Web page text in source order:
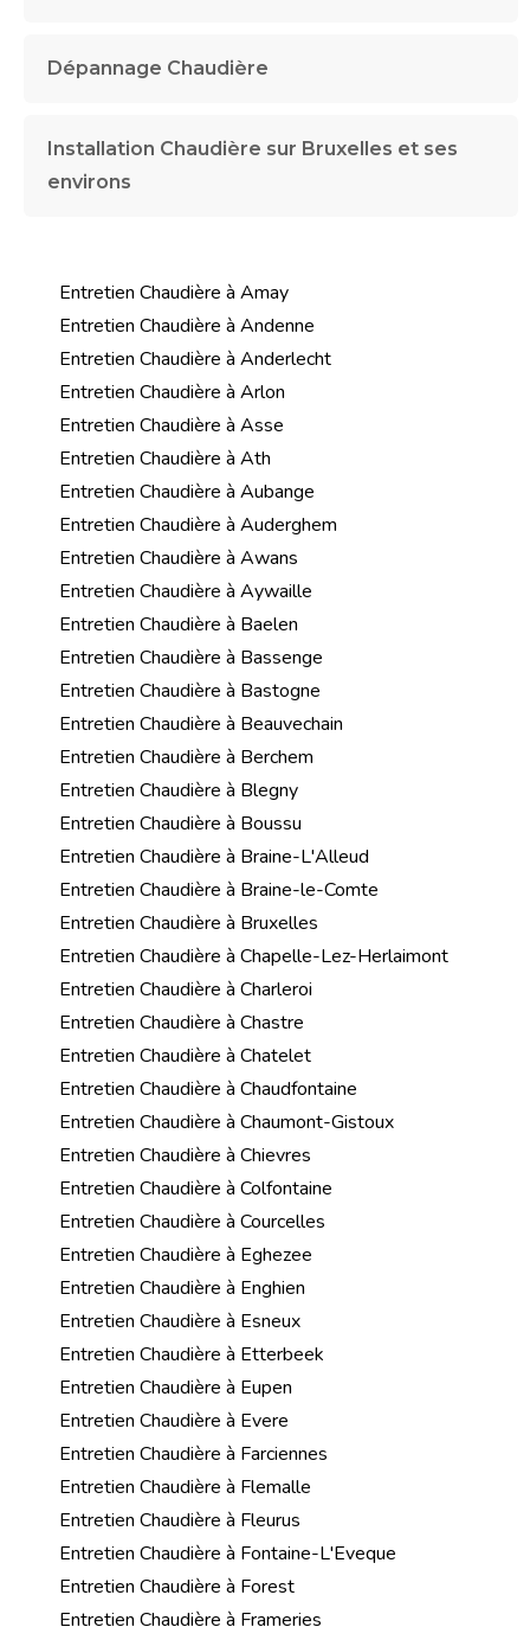
Dépannage Chaudière
Installation Chaudière sur Bruxelles et ses
environs
Entretien Chaudière à Amay
Entretien Chaudière à Andenne
Entretien Chaudière à Anderlecht
Entretien Chaudière à Arlon
Entretien Chaudière à Asse
Entretien Chaudière à Ath
Entretien Chaudière à Aubange
Entretien Chaudière à Auderghem
Entretien Chaudière à Awans
Entretien Chaudière à Aywaille
Entretien Chaudière à Baelen
Entretien Chaudière à Bassenge
Entretien Chaudière à Bastogne
Entretien Chaudière à Beauvechain
Entretien Chaudière à Berchem
Entretien Chaudière à Blegny
Entretien Chaudière à Boussu
Entretien Chaudière à Braine-L'Alleud
Entretien Chaudière à Braine-le-Comte
Entretien Chaudière à Bruxelles
Entretien Chaudière à Chapelle-Lez-Herlaimont
Entretien Chaudière à Charleroi
Entretien Chaudière à Chastre
Entretien Chaudière à Chatelet
Entretien Chaudière à Chaudfontaine
Entretien Chaudière à Chaumont-Gistoux
Entretien Chaudière à Chievres
Entretien Chaudière à Colfontaine
Entretien Chaudière à Courcelles
Entretien Chaudière à Eghezee
Entretien Chaudière à Enghien
Entretien Chaudière à Esneux
Entretien Chaudière à Etterbeek
Entretien Chaudière à Eupen
Entretien Chaudière à Evere
Entretien Chaudière à Farciennes
Entretien Chaudière à Flemalle
Entretien Chaudière à Fleurus
Entretien Chaudière à Fontaine-L'Eveque
Entretien Chaudière à Forest
Entretien Chaudière à Frameries